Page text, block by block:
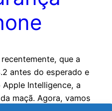
que a
antes do esperado e
Intelligence, a
maçã. Agora, vamos